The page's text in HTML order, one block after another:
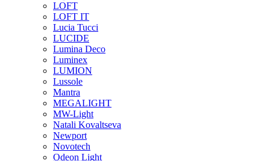
LOFT
LOFT IT
Lucia Tucci
LUCIDE
Lumina Deco
Luminex
LUMION
Lussole
Mantra
MEGALIGHT
MW-Light
Natali Kovaltseva
Newport
Novotech
Odeon Light